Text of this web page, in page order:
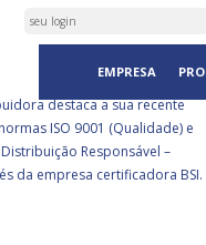
EMPRESA
É
BSI
destaca a sua recente
ISO 9001 (Qualidade) e
Distribuição Responsável –
da empresa certificadora BSI.